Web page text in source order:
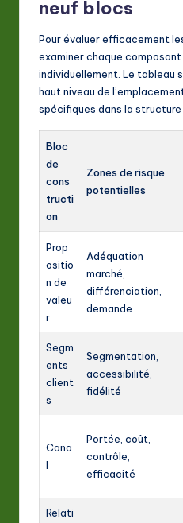
neuf blocs
Pour évaluer efficacement
examiner chaque
individuellement. Le tableau
haut niveau de
spécifiques dans la structure
Bloc
de
cons
tructi
on
Zones de risque
potentielles
Prop
ositio
n de
valeu
r
Adéquation
marché,
différenciation,
demande
Segm
ents
client
s
Segmentation,
accessibilité,
fidélité
Cana
l
Portée, coût,
contrôle,
efficacité
Relati